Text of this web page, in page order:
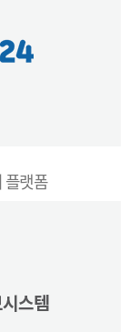
플랫폼